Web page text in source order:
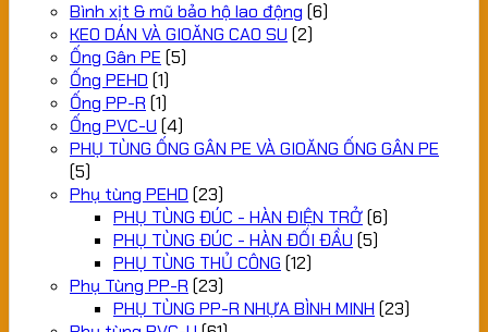
Bình xịt & mũ bảo hộ lao động (6)
KEO DÁN VÀ GIOĂNG CAO SU (2)
Ống Gân PE (5)
Ống PEHD (1)
Ống PP-R (1)
Ống PVC-U (4)
PHỤ TÙNG ỐNG GÂN PE VÀ GIOĂNG ỐNG GÂN PE
(5)
Phụ tùng PEHD (23)
PHỤ TÙNG ĐÚC - HÀN ĐIỆN TRỞ(6)
PHỤ TÙNG ĐÚC - HÀN ĐỐI ĐẦU (5)
PHỤ TÙNG THỦ CÔNG (12)
Phụ Tùng PP-R (23)
PHỤ TÙNG PP-R NHỰA BÌNH MINH (23)